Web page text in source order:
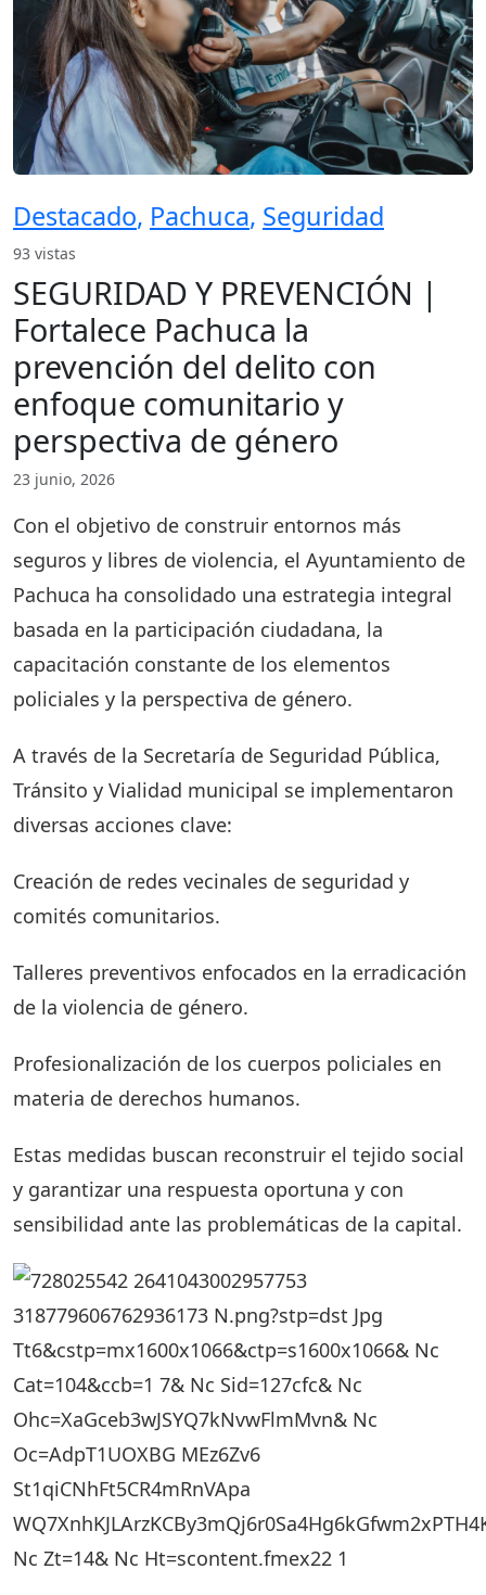
Destacado, Pachuca, Seguridad
93 vistas
SEGURIDAD Y PREVENCIÓN |
Fortalece Pachuca la
prevención del delito con
enfoque comunitario y
perspectiva de género
23 junio, 2026
Con el objetivo de construir entornos más
seguros y libres de violencia, el Ayuntamiento de
Pachuca ha consolidado una estrategia integral
basada en la participación ciudadana, la
capacitación constante de los elementos
policiales y la perspectiva de género.
A través de la Secretaría de Seguridad Pública,
Tránsito y Vialidad municipal se implementaron
diversas acciones clave:
Creación de redes vecinales de seguridad y
comités comunitarios.
Talleres preventivos enfocados en la erradicación
de la violencia de género.
Profesionalización de los cuerpos policiales en
materia de derechos humanos.
Estas medidas buscan reconstruir el tejido social
y garantizar una respuesta oportuna y con
sensibilidad ante las problemáticas de la capital.